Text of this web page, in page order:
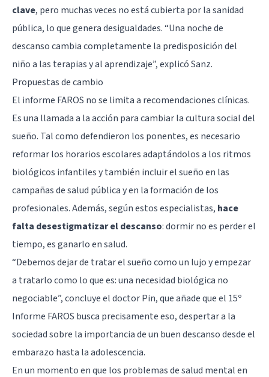
clave, pero muchas veces no está cubierta por la sanidad
pública, lo que genera desigualdades. “Una noche de
descanso cambia completamente la predisposición del
niño a las terapias y al aprendizaje”, explicó Sanz.
Propuestas de cambio
El informe FAROS no se limita a recomendaciones clínicas.
Es una llamada a la acción para cambiar la cultura social del
sueño. Tal como defendieron los ponentes, es necesario
reformar los horarios escolares adaptándolos a los ritmos
biológicos infantiles y también incluir el sueño en las
campañas de salud pública y en la formación de los
profesionales. Además, según estos especialistas, hace
falta desestigmatizar el descanso: dormir no es perder el
tiempo, es ganarlo en salud.
“Debemos dejar de tratar el sueño como un lujo y empezar
a tratarlo como lo que es: una necesidad biológica no
negociable”, concluye el doctor Pin, que añade que el 15º
Informe FAROS busca precisamente eso, despertar a la
sociedad sobre la importancia de un buen descanso desde el
embarazo hasta la adolescencia.
En un momento en que los problemas de salud mental en